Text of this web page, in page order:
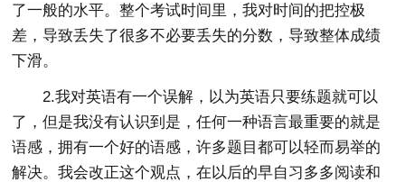
了一般的水平。整个考试时间里，我对时间的把控极
差，导致丢失了很多不必要丢失的分数，导致整体成绩
下滑。
2.我对英语有一个误解，以为英语只要练题就可以
了，但是我没有认识到是，任何一种语言最重要的就是
语感，拥有一个好的语感，许多题目都可以轻而易举的
解决。我会改正这个观点，在以后的早自习多多阅读和